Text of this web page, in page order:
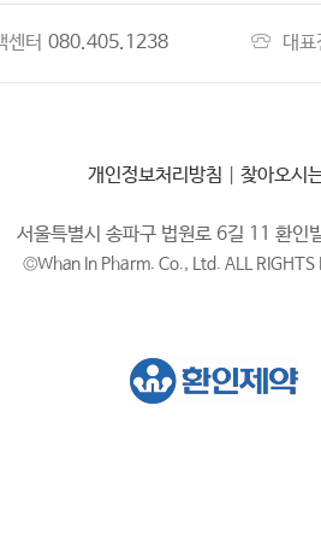
센터 080.405.1238 대표
개인정보처리방침 찾아오시
서울특별시 송파구 법원로 6길 11 환
©Whan In Pharm. Co., Ltd. ALL RIGHTS